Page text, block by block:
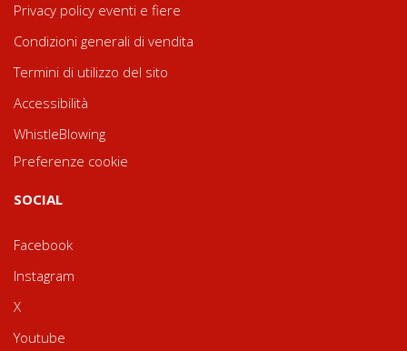
Privacy policy eventi e fiere
Condizioni generali di vendita
Termini di utilizzo del sito
Accessibilità
WhistleBlowing
Preferenze cookie
SOCIAL
Facebook
Instagram
X
Youtube